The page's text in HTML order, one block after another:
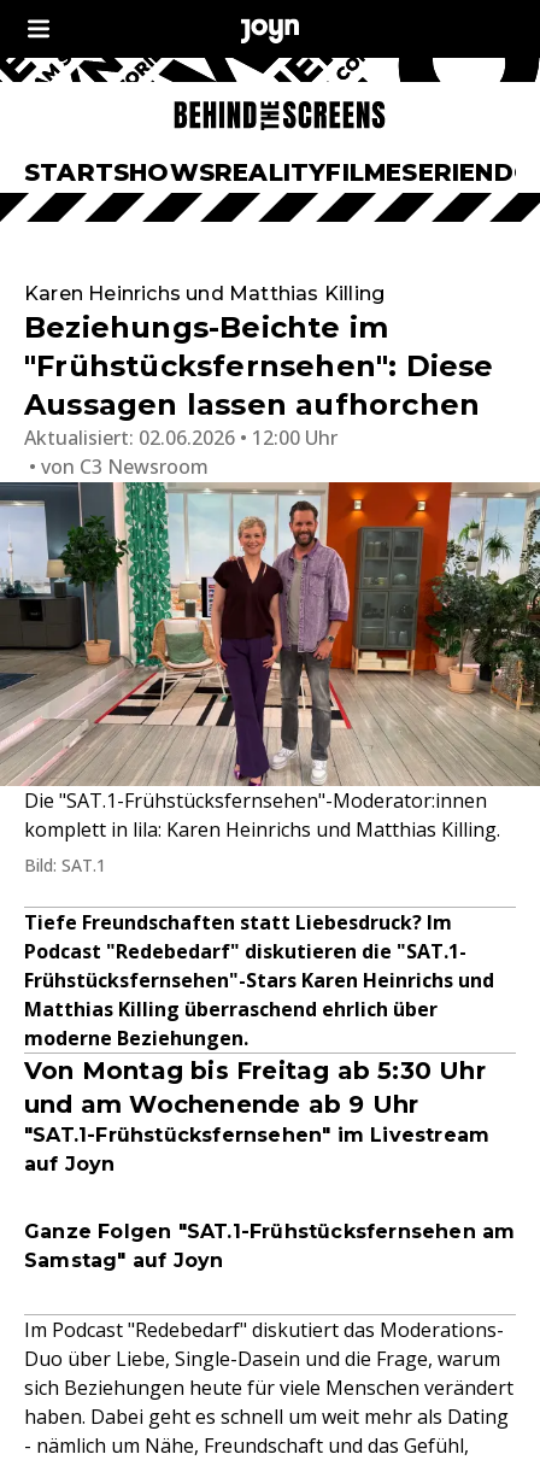
STARTSHOWSREALITYFILMESERIEN
Karen Heinrichs und Matthias Killing
Beziehungs-Beichte im
"Frühstücksfernsehen": Diese
Aussagen lassen aufhorchen
Aktualisiert: 02.06.2026 • 12:00 Uhr
von C3 Newsroom
Die "SAT.1-Frühstücksfernsehen"-Moderator:innen
komplett in lila: Karen Heinrichs und Matthias Killing.
Bild: SAT.1
Tiefe Freundschaften statt Liebesdruck? Im
Podcast "Redebedarf" diskutieren die "SAT.1-
Frühstücksfernsehen"-Stars Karen Heinrichs und
Matthias Killing überraschend ehrlich über
moderne Beziehungen.
Von Montag bis Freitag ab 5:30 Uhr
und am Wochenende ab 9 Uhr
"SAT.1-Frühstücksfernsehen" im Livestream
auf Joyn
Ganze Folgen "SAT.1-Frühstücksfernsehen am
Samstag" auf Joyn
Im Podcast "Redebedarf" diskutiert das Moderations-
Duo über Liebe, Single-Dasein und die Frage, warum
sich Beziehungen heute für viele Menschen verändert
haben. Dabei geht es schnell um weit mehr als Dating
- nämlich um Nähe, Freundschaft und das Gefühl,